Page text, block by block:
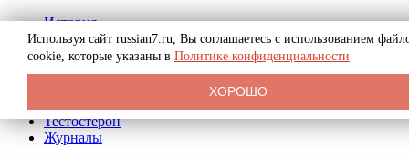
История
Биография
Криминал
Реклама на сайте
Тестостерон
Журналы
Используя сайт russian7.ru, Вы соглашаетесь с использованием
cookie, которые указаны в Политике конфиденциальности
ХОРОШО